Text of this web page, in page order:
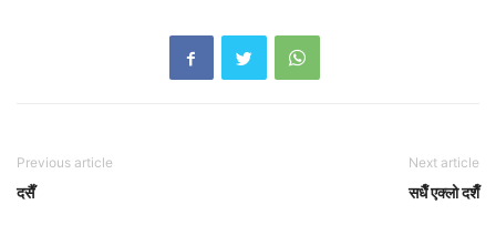
Previous article
दसैँ
Next article
सधैँ एक्लो दशैँ